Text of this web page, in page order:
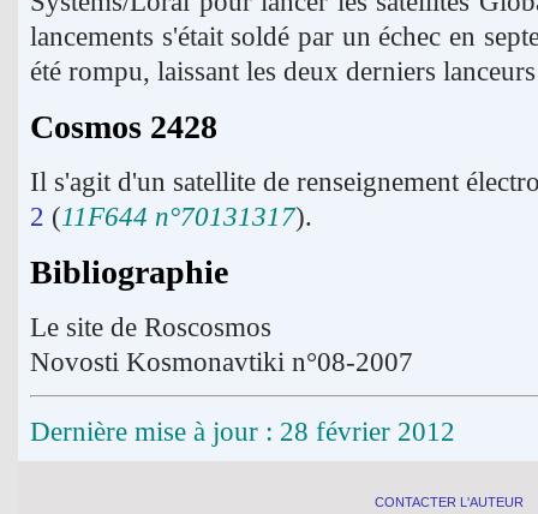
lancements s'était soldé par un échec en
été rompu, laissant les deux derniers
Cosmos 2428
Il s'agit d'un satellite de renseignement
2 (11F644 n°70131317).
Bibliographie
Le site de Roscosmos
Novosti Kosmonavtiki n°08-2007
Dernière mise à jour : 28 février 2012
CONTACTER L'AUTEUR